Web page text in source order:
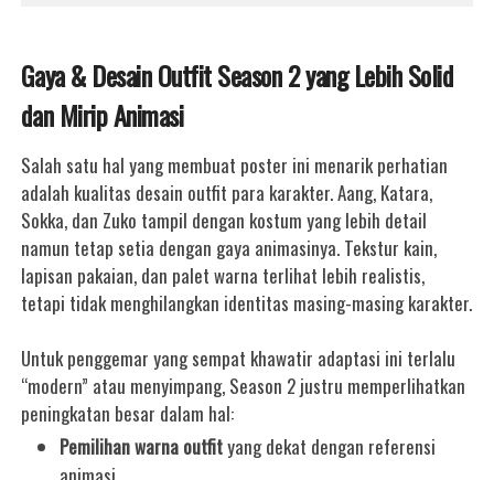
Gaya & Desain Outfit Season 2 yang Lebih Solid
dan Mirip Animasi
Salah satu hal yang membuat poster ini menarik perhatian
adalah kualitas desain outfit para karakter. Aang, Katara,
Sokka, dan Zuko tampil dengan kostum yang lebih detail
namun tetap setia dengan gaya animasinya. Tekstur kain,
lapisan pakaian, dan palet warna terlihat lebih realistis,
tetapi tidak menghilangkan identitas masing-masing karakter.
Untuk penggemar yang sempat khawatir adaptasi ini terlalu
“modern” atau menyimpang, Season 2 justru memperlihatkan
peningkatan besar dalam hal:
Pemilihan warna outfityang dekat dengan referensi